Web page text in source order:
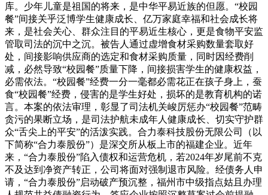
库。少年儿童是祖国的将来，是中华平易近族的但愿。“校园
餐”间接关乎泛博学生健康成长、亿万家庭幸福和社会成长将
来，是社会关心、群众注目的平易近生核心，更是食物平安监
管取司法的沉中之沉。被告人通过虚增食材采购数量套取好
处，间接影响供应商的选定和食材采购质量，同时因经费削
减，必然导致“校园餐”质量下降，间接损害学生的健康权益，
必需依法。“校园餐”经费一分一毫都必需花正在孩子身上，蚕
食“校园餐”经费，侵害的是学生好处，损坏的是教育机构的诺
言。本案的依法审理，彰显了司法机关峻厉惩办“校园餐”范畴
贪污的果断立场，是司法护航未成年人健康成长、切实守护群
众“舌尖上的平安”的活泼实践。合力泰科技股份无限公司（以
下简称“合力泰股份”）是深交所从板上市的福建企业。近年
来，“合力泰股份”陷入债权和运营危机，若2024年岁尾前不克
不及达到净资产转正，公司将面对强制退市风险。经债务人申
请，“合力泰股份”启动破产预沉整，福州市中级指点姑且办理